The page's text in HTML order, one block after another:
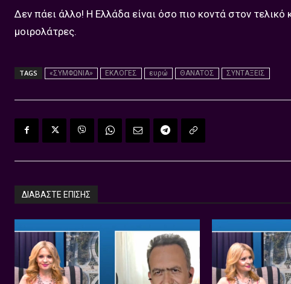
Δεν πάει άλλο! Η Ελλάδα είναι όσο πιο κοντά στον τελικό
μοιρολάτρες.
TAGS «ΣΥΜΦΩΝΙΑ» ΕΚΛΟΓΕΣ ευρώ ΘΑΝΑΤΟΣ ΣΥΝΤΑΞΕΙΣ
ΔΙΑΒΑΣΤΕ ΕΠΙΣΗΣ